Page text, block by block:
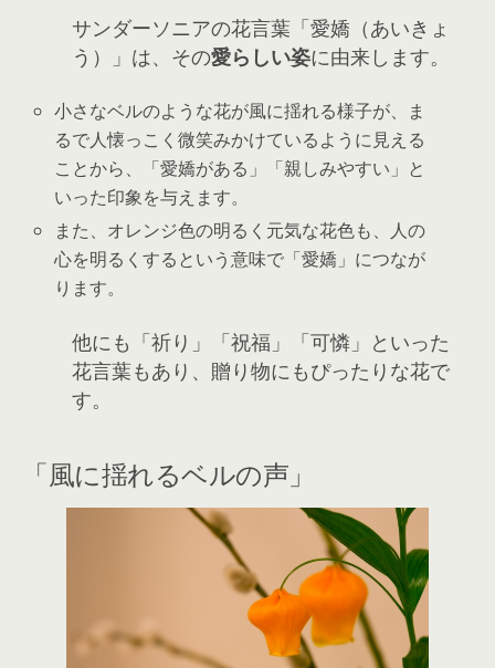
サンダーソニアの花言葉「愛嬌（あいきょ
う）」は、その愛らしい姿に由来します。
小さなベルのような花が風に揺れる様子が、ま
るで人懐っこく微笑みかけているように見える
ことから、「愛嬌がある」「親しみやすい」と
いった印象を与えます。
また、オレンジ色の明るく元気な花色も、人の
心を明るくするという意味で「愛嬌」につなが
ります。
他にも「祈り」「祝福」「可憐」といった
花言葉もあり、贈り物にもぴったりな花で
す。
「風に揺れるベルの声」